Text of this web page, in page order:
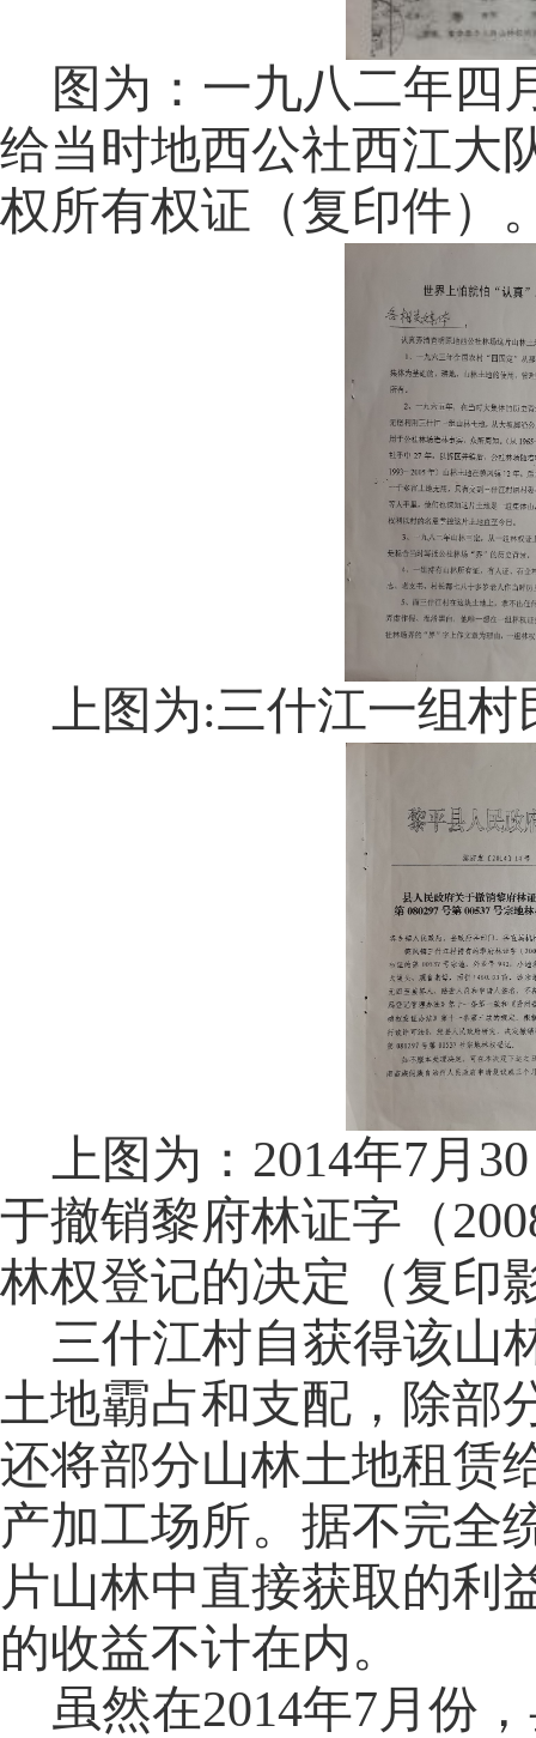
图为：一九八二年四
给当时地西公社西江大
权所有权证（复印件）
上图为:三什江一组
上图为： 2014年7月
于撤销黎府林证字（
林权登记的决定（复印
三什江村自获得该山
土地霸占和支配，除部
还将部分山林土地租赁
产加工场所。据不完全
片山林中直接获取的利
的收益不计在内。
虽然在2014年7月份